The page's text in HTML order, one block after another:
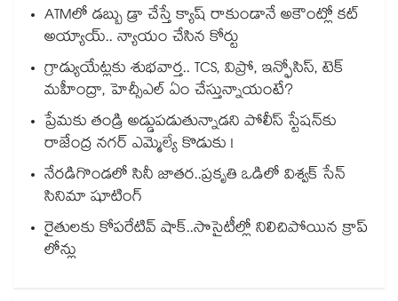
ATMలో డబ్బు డ్రా చేస్తే క్యాష్ రాకుండానే అకౌంట్లో కట్
అయ్యాయ్.. న్యాయం చేసిన కోర్టు
గ్రాడ్యుయేట్లకు శుభవార్త.. TCS, విప్రో, ఇన్ఫోసిస్, టెక్
మహీంద్రా, హెచ్సీఎల్ ఏం చేస్తున్నాయంటే?
ప్రేమకు తండ్రి అడ్డుపడుతున్నాడని పోలీస్ స్టేషన్⁪కు
రాజేంద్ర నగర్ ఎమ్మెల్యే కొడుకు !
నేరడిగొండలో సినీ జాతర..ప్రకృతి ఒడిలో విశ్వక్ సేన్
సినిమా షూటింగ్
రైతులకు కోపరేటివ్ షాక్..సొసైటీల్లో నిలిచిపోయిన క్రాప్
లోన్లు